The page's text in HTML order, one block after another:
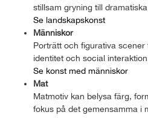
stillsam gryning till
Se landskapskonst
Människor
Porträtt och figurativa
identitet och social
Se konst med människor
Mat
Matmotiv kan belysa färg,
fokus på det gemensamma i